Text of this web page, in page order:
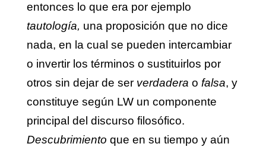
entonces lo que era por ejemplo
tautología, una proposición que no dice
nada, en la cual se pueden intercambiar
o invertir los términos o sustituirlos por
otros sin dejar de ser verdadera o falsa, y
constituye según LW un componente
principal del discurso filosófico.
Descubrimiento que en su tiempo y aún